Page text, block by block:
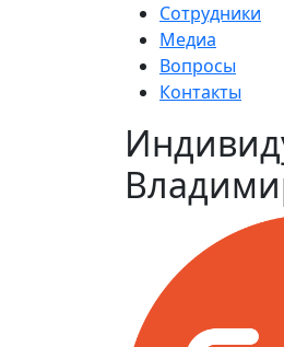
Сотрудники
Медиа
Вопросы
Контакты